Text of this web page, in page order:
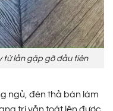
từ lần gặp gỡ đầu tiên
ngủ, đèn thả bàn làm